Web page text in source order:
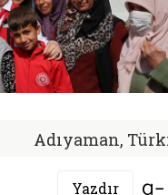
Adıyaman,
Yazdır